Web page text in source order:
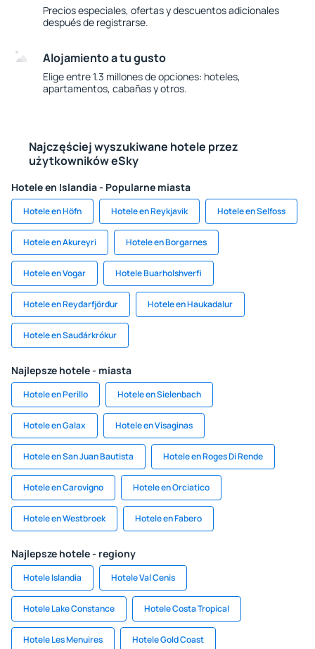
Precios especiales, ofertas y descuentos adicionales
después de registrarse.
Alojamiento a tu gusto
Elige entre 1.3 millones de opciones: hoteles,
apartamentos, cabañas y otros.
Najczęściej wyszukiwane hotele przez
użytkowników eSky
Hotele en Islandia - Popularne miasta
Hotele en Höfn Hotele en Reykjavik Hotele en Selfoss
Hotele en Akureyri Hotele en Borgarnes
Hotele en Vogar Hotele Buarholshverfi
Hotele en Reyđarfjörđur Hotele en Haukadalur
Hotele en Sauđárkrókur
Najlepsze hotele - miasta
Hotele en Perillo Hotele en Sielenbach
Hotele en Galax Hotele en Visaginas
Hotele en San Juan Bautista Hotele en Roges Di Rende
Hotele en Carovigno Hotele en Orciatico
Hotele en Westbroek Hotele en Fabero
Najlepsze hotele - regiony
Hotele Islandia Hotele Val Cenis
Hotele Lake Constance Hotele Costa Tropical
Hotele Les Menuires Hotele Gold Coast